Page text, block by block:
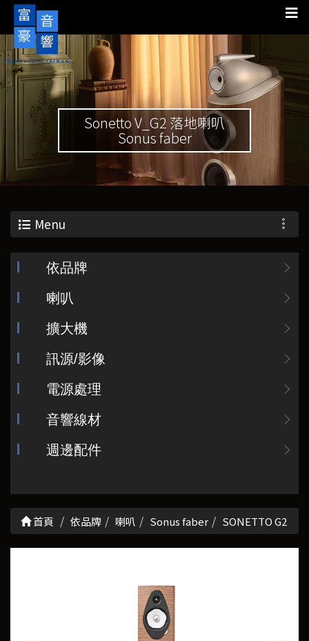
Sonetto V_G2 落地喇叭
Sonus faber
Menu
依品牌
喇叭
擴大機
訊源/影像
電源處理
音響線材
週邊配件
首頁 依品牌 喇叭 Sonus faber SONETTO G2